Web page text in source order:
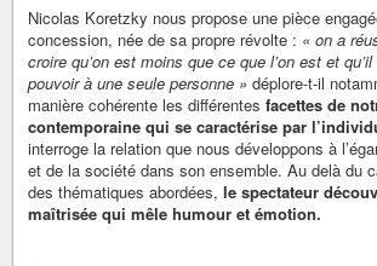
Nicolas Koretzky nous propose une pièce
concession, née de sa propre révolte : « on a
croire qu’on est moins que ce que l’on est et
pouvoir à une seule personne » déplore-t-il
manière cohérente les différentes facettes de
contemporaine qui se caractérise par
interroge la relation que nous développons à
et de la société dans son ensemble. Au delà du
des thématiques abordées, le spectateur
maîtrisée qui mêle humour et émotion.